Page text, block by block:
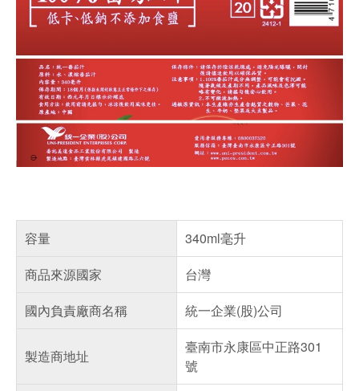
容量
340ml毫升
商品來源國家
台灣
國內負責廠商名稱
統一企業(股)公司
製造商地址
臺南市永康區中正路301
號